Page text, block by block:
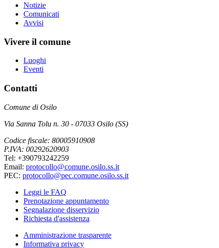
Notizie
Comunicati
Avvisi
Vivere il comune
Luoghi
Eventi
Contatti
Comune di Osilo
Via Sanna Tolu n. 30 - 07033 Osilo (SS)
Codice fiscale: 80005910908
P.IVA: 00292620903
Tel: +390793242259
Email: protocollo@comune.osilo.ss.it
PEC: protocollo@pec.comune.osilo.ss.it
Leggi le FAQ
Prenotazione appuntamento
Segnalazione disservizio
Richiesta d'assistenza
Amministrazione trasparente
Informativa privacy